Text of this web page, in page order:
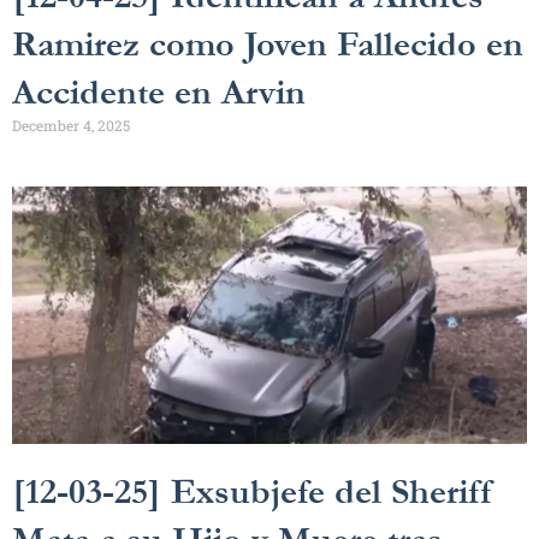
Ramirez como Joven Fallecido en
Accidente en Arvin
December 4, 2025
[12-03-25] Exsubjefe del Sheriff